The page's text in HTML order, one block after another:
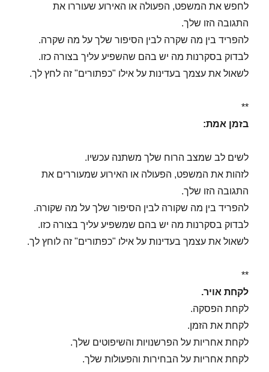
לחפש את המשפט, הפעולה או האירוע שעוררו את
התגובה הזו שלך.
להפריד בין מה שקרה לבין הסיפור שלך על מה שקרה.
לבדוק בסקרנות מה יש בהם שהשפיע עליך בצורה כזו.
לשאול את עצמך בעדינות על אילו "כפתורים" זה לחץ לך.
**
בזמן אמת:
לשים לב שמצב הרוח שלך משתנה עכשיו.
לזהות את המשפט, הפעולה או האירוע שמעוררים את
התגובה הזו שלך.
להפריד בין מה שקורה לבין הסיפור שלך על מה שקורה.
לבדוק בסקרנות מה יש בהם שמשפיע עליך בצורה כזו.
לשאול את עצמך בעדינות על אילו "כפתורים" זה לוחץ לך.
**
לקחת אויר.
לקחת הפסקה.
לקחת את הזמן.
לקחת אחריות על הפרשנויות והשיפוטים שלך.
לקחת אחריות על הבחירות והפעולות שלך.